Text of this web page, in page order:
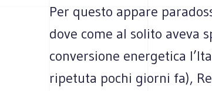
Per questo appare
dove come al solito aveva
conversione energetica
ripetuta pochi giorni fa),